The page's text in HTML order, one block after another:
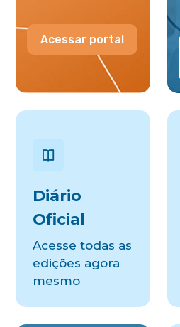
Acessar portal
Diário
Oficial
Acesse todas as
edições agora
mesmo